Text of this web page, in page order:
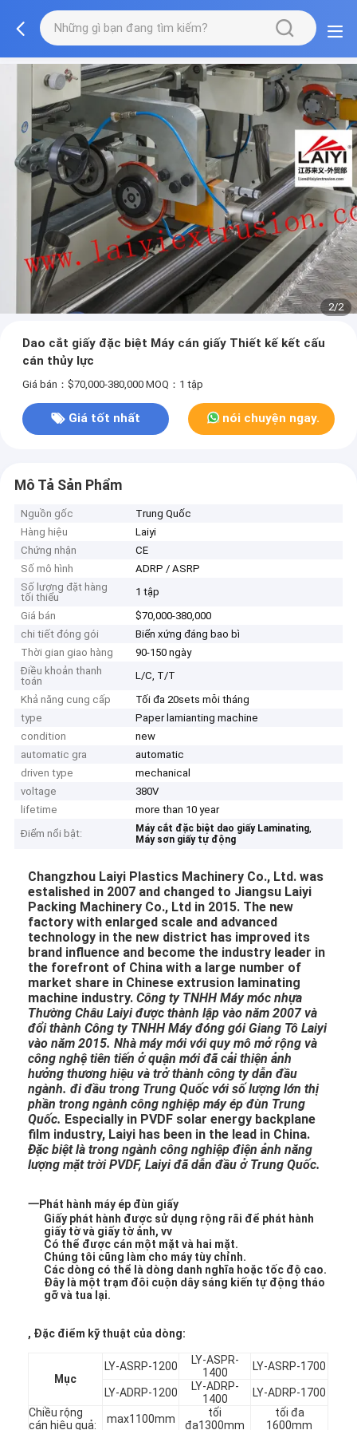
2/2
Dao cắt giấy đặc biệt Máy cán giấy Thiết kế kết cấu
cán thủy lực
Giá bán：$70,000-380,000 MOQ：1 tập
Giá tốt nhất nói chuyện ngay.
Mô Tả Sản Phẩm
Nguồn gốc
Trung Quốc
Hàng hiệu
Laiyi
Chứng nhận
CE
Số mô hình
ADRP / ASRP
Số lượng đặt hàng
tối thiểu
1 tập
Giá bán
$70,000-380,000
chi tiết đóng gói
Biển xứng đáng bao bì
Thời gian giao hàng
90-150 ngày
Điều khoản thanh
toán
L/C, T/T
Khả năng cung cấp
Tối đa 20sets mỗi tháng
type
Paper lamianting machine
condition
new
automatic gra
automatic
driven type
mechanical
voltage
380V
lifetime
more than 10 year
Điểm nổi bật:
Máy cắt đặc biệt dao giấy Laminating,
Máy sơn giấy tự động
Changzhou Laiyi Plastics Machinery Co., Ltd. was
estalished in 2007 and changed to Jiangsu Laiyi
Packing Machinery Co., Ltd in 2015. The new
factory with enlarged scale and advanced
technology in the new district has improved its
brand influence and become the industry leader in
the forefront of China with a large number of
market share in Chinese extrusion laminating
machine industry. Công ty TNHH Máy móc nhựa
Thường Châu Laiyi được thành lập vào năm 2007 và
đổi thành Công ty TNHH Máy đóng gói Giang Tô Laiyi
vào năm 2015. Nhà máy mới với quy mô mở rộng và
công nghệ tiên tiến ở quận mới đã cải thiện ảnh
hưởng thương hiệu và trở thành công ty dẫn đầu
ngành. đi đầu trong Trung Quốc với số lượng lớn thị
phần trong ngành công nghiệp máy ép đùn Trung
Quốc. Especially in PVDF solar energy backplane
film industry, Laiyi has been in the lead in China.
Đặc biệt là trong ngành công nghiệp điện ảnh năng
lượng mặt trời PVDF, Laiyi đã dẫn đầu ở Trung Quốc.
一Phát hành máy ép đùn giấy
Giấy phát hành được sử dụng rộng rãi để phát hành
giấy tờ và giấy tờ ảnh, vv
Có thể được cán một mặt và hai mặt.
Chúng tôi cũng làm cho máy tùy chỉnh.
Các dòng có thể là dòng danh nghĩa hoặc tốc độ cao.
Đây là một trạm đôi cuộn dây sáng kiến ​​tự động tháo
gỡ và tua lại.
, Đặc điểm kỹ thuật của dòng:
Mục
LY-ASRP-1200
LY-ASPR-
1400
LY-ASRP-1700
LY-ADRP-1200
LY-ADRP-
1400
LY-ADRP-1700
Chiều rộng
cán hiệu quả:
max1100mm
tối
đa1300mm
tối đa
1600mm